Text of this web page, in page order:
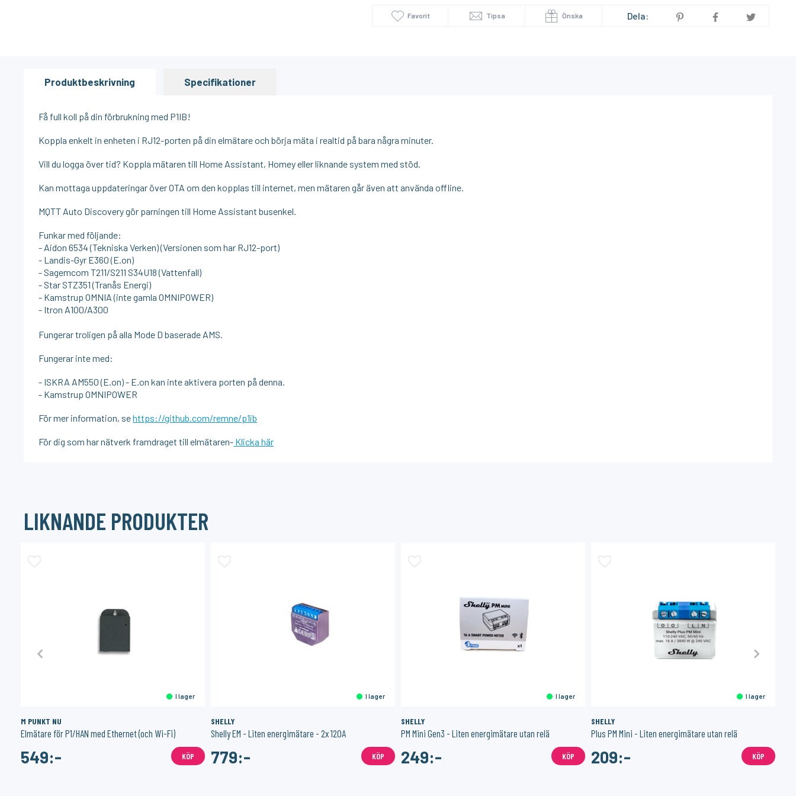
Favorit Tipsa Önska Dela:
Produktbeskrivning Specifikationer
Få full koll på din förbrukning med P1IB!
Koppla enkelt in enheten i RJ12-porten på din elmätare och börja mäta i realtid på bara några minuter.
Vill du logga över tid? Koppla mätaren till Home Assistant, Homey eller liknande system med stöd.
Kan mottaga uppdateringar över OTA om den kopplas till internet, men mätaren går även att använda offline.
MQTT Auto Discovery gör parningen till Home Assistant busenkel.
Funkar med följande:
- Aidon 6534 (Tekniska Verken) (Versionen som har RJ12-port)
- Landis-Gyr E360 (E.on)
- Sagemcom T211/S211 S34U18 (Vattenfall)
- Star STZ351 (Tranås Energi)
- Kamstrup OMNIA (inte gamla OMNIPOWER)
- Itron A100/A300
Fungerar troligen på alla Mode D baserade AMS.
Fungerar inte med:
- ISKRA AM550 (E.on) - E.on kan inte aktivera porten på denna.
- Kamstrup OMNIPOWER
För mer information, sehttps://github.com/remne/p1ib
För dig som har nätverk framdraget till elmätaren- Klicka här
LIKNANDE PRODUKTER
I lager
M PUNKT NU
Elmätare för P1/HAN med Ethernet (och Wi-Fi)
549:- KÖP
I lager
SHELLY
Shelly EM - Liten energimätare - 2x 120A
779:- KÖP
I lager
SHELLY
PM Mini Gen3 - Liten energimätare utan relä
249:- KÖP
I lager
SHELLY
Plus PM Mini - Liten energimätare utan relä
209:- KÖP